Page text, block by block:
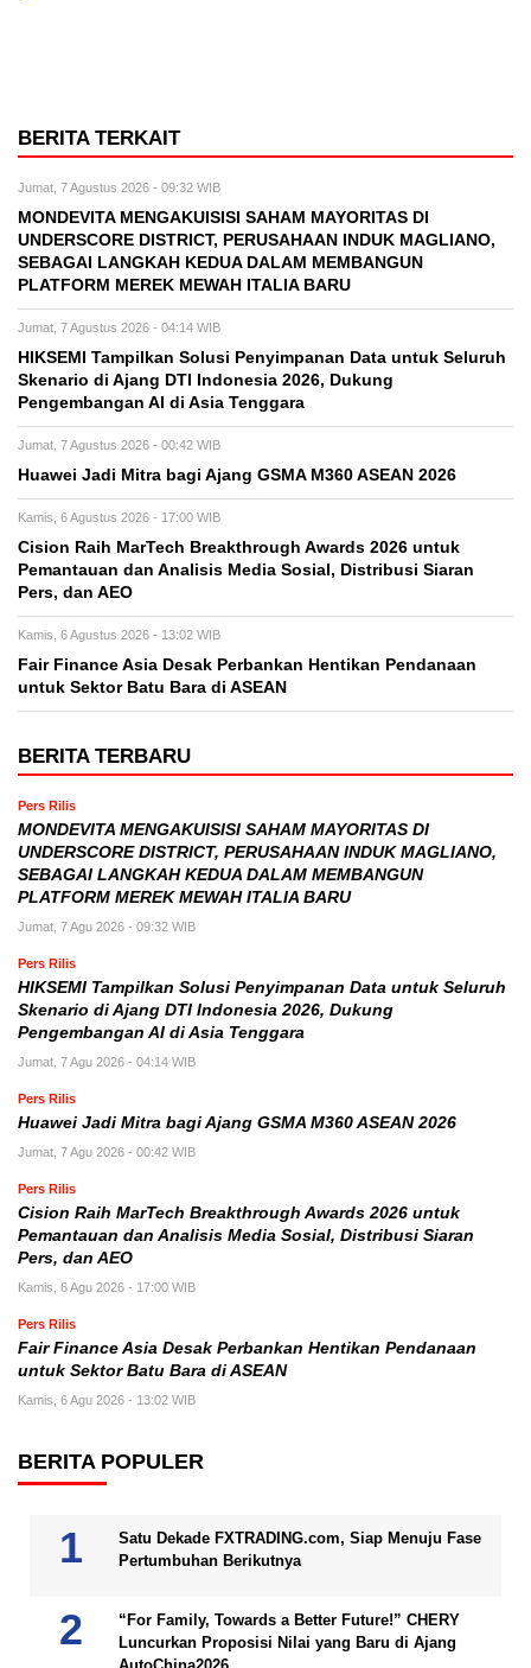
BERITA TERKAIT
Jumat, 7 Agustus 2026 - 09:32 WIB
MONDEVITA MENGAKUISISI SAHAM MAYORITAS DI
UNDERSCORE DISTRICT, PERUSAHAAN INDUK MAGLIANO,
SEBAGAI LANGKAH KEDUA DALAM MEMBANGUN
PLATFORM MEREK MEWAH ITALIA BARU
Jumat, 7 Agustus 2026 - 04:14 WIB
HIKSEMI Tampilkan Solusi Penyimpanan Data untuk Seluruh
Skenario di Ajang DTI Indonesia 2026, Dukung
Pengembangan AI di Asia Tenggara
Jumat, 7 Agustus 2026 - 00:42 WIB
Huawei Jadi Mitra bagi Ajang GSMA M360 ASEAN 2026
Kamis, 6 Agustus 2026 - 17:00 WIB
Cision Raih MarTech Breakthrough Awards 2026 untuk
Pemantauan dan Analisis Media Sosial, Distribusi Siaran
Pers, dan AEO
Kamis, 6 Agustus 2026 - 13:02 WIB
Fair Finance Asia Desak Perbankan Hentikan Pendanaan
untuk Sektor Batu Bara di ASEAN
BERITA TERBARU
Pers Rilis
MONDEVITA MENGAKUISISI SAHAM MAYORITAS DI
UNDERSCORE DISTRICT, PERUSAHAAN INDUK MAGLIANO,
SEBAGAI LANGKAH KEDUA DALAM MEMBANGUN
PLATFORM MEREK MEWAH ITALIA BARU
Jumat, 7 Agu 2026 - 09:32 WIB
Pers Rilis
HIKSEMI Tampilkan Solusi Penyimpanan Data untuk Seluruh
Skenario di Ajang DTI Indonesia 2026, Dukung
Pengembangan AI di Asia Tenggara
Jumat, 7 Agu 2026 - 04:14 WIB
Pers Rilis
Huawei Jadi Mitra bagi Ajang GSMA M360 ASEAN 2026
Jumat, 7 Agu 2026 - 00:42 WIB
Pers Rilis
Cision Raih MarTech Breakthrough Awards 2026 untuk
Pemantauan dan Analisis Media Sosial, Distribusi Siaran
Pers, dan AEO
Kamis, 6 Agu 2026 - 17:00 WIB
Pers Rilis
Fair Finance Asia Desak Perbankan Hentikan Pendanaan
untuk Sektor Batu Bara di ASEAN
Kamis, 6 Agu 2026 - 13:02 WIB
BERITA POPULER
Satu Dekade FXTRADING.com, Siap Menuju Fase
Pertumbuhan Berikutnya
“For Family, Towards a Better Future!” CHERY
Luncurkan Proposisi Nilai yang Baru di Ajang